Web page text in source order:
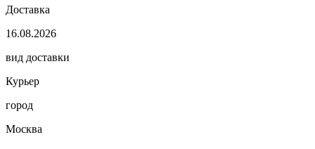
Доставка
16.08.2026
вид доставки
Курьер
город
Москва